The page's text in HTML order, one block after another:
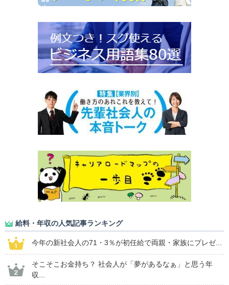
給料・年収の人気記事ランキング
今年の新社会人の71・3％が初任給で両親・家族にプレゼ...
そこそこお金持ち？ 社会人が「夢があるなぁ」と思う年
収...